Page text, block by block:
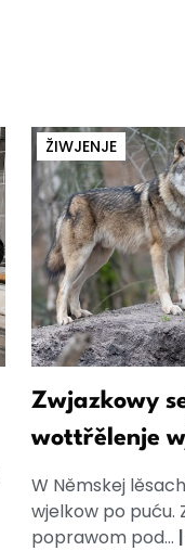
ŽIWJENJE
Zwjazkowy
wottřělenje
W Němskej
wjelkow po puću.
poprawom pod... |